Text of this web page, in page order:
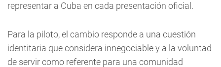
representar a Cuba en cada presentación oficial.
Para la piloto, el cambio responde a una cuestión
identitaria que considera innegociable y a la voluntad
de servir como referente para una comunidad